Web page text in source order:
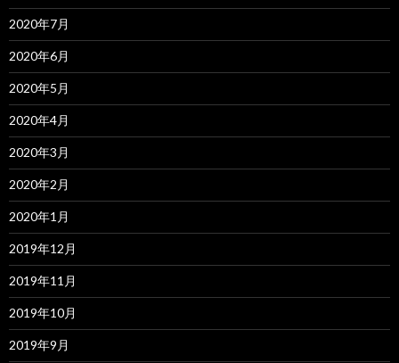
2020年7月
2020年6月
2020年5月
2020年4月
2020年3月
2020年2月
2020年1月
2019年12月
2019年11月
2019年10月
2019年9月